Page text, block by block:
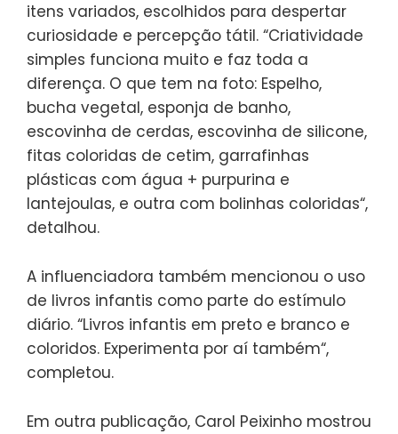
itens variados, escolhidos para despertar
curiosidade e percepção tátil. “Criatividade
simples funciona muito e faz toda a
diferença. O que tem na foto: Espelho,
bucha vegetal, esponja de banho,
escovinha de cerdas, escovinha de silicone,
fitas coloridas de cetim, garrafinhas
plásticas com água + purpurina e
lantejoulas, e outra com bolinhas coloridas“,
detalhou.
A influenciadora também mencionou o uso
de livros infantis como parte do estímulo
diário. “Livros infantis em preto e branco e
coloridos. Experimenta por aí também“,
completou.
Em outra publicação, Carol Peixinho mostrou